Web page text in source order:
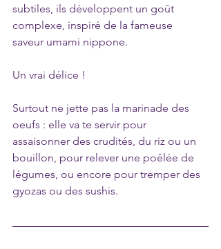
subtiles, ils développent un goût
complexe, inspiré de la fameuse
saveur umami nippone.
Un vrai délice !
Surtout ne jette pas la marinade des
oeufs : elle va te servir pour
assaisonner des crudités, du riz ou un
bouillon, pour relever une poêlée de
légumes, ou encore pour tremper des
gyozas ou des sushis.